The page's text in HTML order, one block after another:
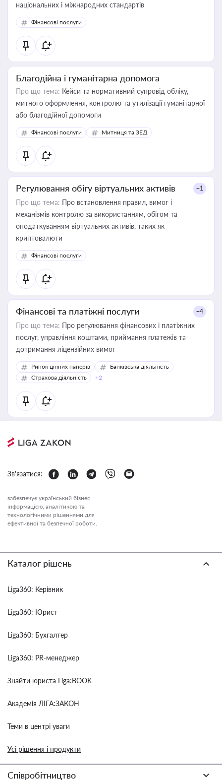
національних і міжнародних стандартів
Фінансові послуги
Благодійна і гуманітарна допомога
Про що тема: Кейси та нормативний супровід обліку,
митного оформлення, контролю та утилізації гуманітарної
або благодійної допомоги
Фінансові послуги Митниця та ЗЕД
Регулювання обігу віртуальних активів +1
Про що тема: Про встановлення правил, вимог і
механізмів контролю за використанням, обігом та
оподаткуванням віртуальних активів, таких як
криптовалюти
Фінансові послуги
Фінансові та платіжні послуги +4
Про що тема: Про регулювання фінансових і платіжних
послуг, управління коштами, приймання платежів та
дотримання ліцензійних вимог
Ринок цінних паперів
Банківська діяльність
Страхова діяльність
+2
Зв'язатися:
забезпечує український бізнес
інформацією, аналітикою та
технологічними рішеннями для
ефективної та безпечної роботи.
Каталог рішень
Liga360: Керівник
Liga360: Юрист
Liga360: Бухгалтер
Liga360: PR-менеджер
Знайти юриста Liga:BOOK
Академія ЛІГА:ЗАКОН
Теми в центрі уваги
Усі рішення і продукти
Співробітництво